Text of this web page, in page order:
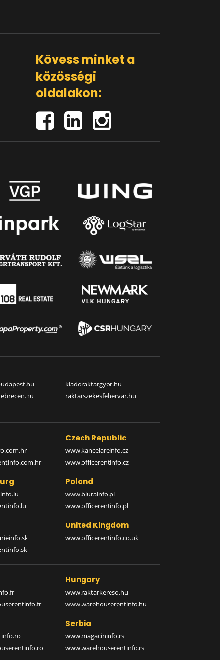
Kövess minket a
közösségi
oldalakon:
kiadoraktargyor.hu
raktarszekesfehervar.hu
Czech Republic
www.kancelareinfo.cz
www.officerentinfo.cz
Poland
www.biurainfo.pl
www.officerentinfo.pl
United Kingdom
www.officerentinfo.co.uk
Hungary
www.raktarkereso.hu
www.warehouserentinfo.hu
Serbia
www.magacininfo.rs
www.warehouserentinfo.rs